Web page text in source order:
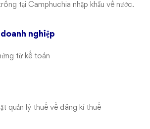
tại Camphuchia nhập khẩu về nước.
nghiệp
từ kế toán
quản lý thuế về đăng kí thuế